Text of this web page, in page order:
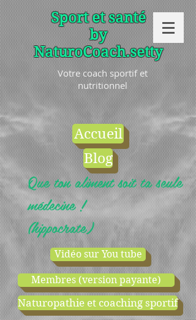
Sport et santé
by
NaturoCoach.setty
Votre coach sportif et
nutritionnel
Accueil
Blog
Que ton aliment soit ta seule
médecine !
(hippocrate)
Vidéo sur You tube
Membres (version payante)
Naturopathie et coaching sportif